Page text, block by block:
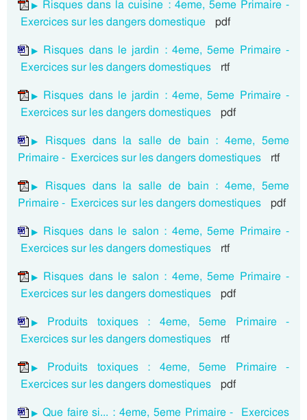
Risques dans la cuisine : 4eme, 5eme Primaire -
Exercices sur les dangers domestique pdf
Risques dans le jardin : 4eme, 5eme Primaire -
Exercices sur les dangers domestiques rtf
Risques dans le jardin : 4eme, 5eme Primaire -
Exercices sur les dangers domestiques pdf
Risques dans la salle de bain : 4eme, 5eme
Primaire - Exercices sur les dangers domestiques rtf
Risques dans la salle de bain : 4eme, 5eme
Primaire - Exercices sur les dangers domestiques pdf
Risques dans le salon : 4eme, 5eme Primaire -
Exercices sur les dangers domestiques rtf
Risques dans le salon : 4eme, 5eme Primaire -
Exercices sur les dangers domestiques pdf
Produits toxiques : 4eme, 5eme Primaire -
Exercices sur les dangers domestiques rtf
Produits toxiques : 4eme, 5eme Primaire -
Exercices sur les dangers domestiques pdf
Que faire si... : 4eme, 5eme Primaire - Exercices